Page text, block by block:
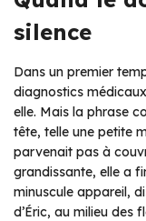
silence
Dans un premier
diagnostics
elle. Mais la phrase
tête, telle une petite
parvenait pas à
grandissante, elle a
minuscule appareil,
d’Éric, au milieu des